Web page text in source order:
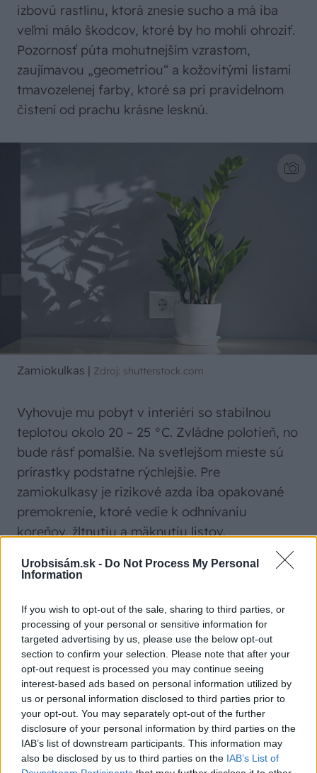
Urobsisám.sk - Do Not Process My Personal
Information
If you wish to opt-out of the sale, sharing to third parties, or
processing of your personal or sensitive information for
targeted advertising by us, please use the below opt-out
section to confirm your selection. Please note that after your
opt-out request is processed you may continue seeing
interest-based ads based on personal information utilized by
us or personal information disclosed to third parties prior to
your opt-out. You may separately opt-out of the further
disclosure of your personal information by third parties on the
IAB’s list of downstream participants. This information may
also be disclosed by us to third parties on the IAB’s List of
izbovú rastlinu, ktorá znesie sucho a má iba
veľmi málo škodcov, ktoré by ho mohli ohroziť.
Pozornosť púta mohutnejším vzrastom,
zaujímavou „geometriou“ a kožovitými listami
tmavozelenej farby, ktoré sa pri pravidelnom
čistení od prachu krásne lesknú.
Zamiokulkas | Zdroj: shutterstock.com
Vyhovuje mu pobyt v interiéri so stabilnou
teplotou okolo 20 – 25 °C. Zvládne polotieň, no
bude rásť pomalšie. Na svetlejšom mieste sú
prírastky podstatne rýchlejšie. Pre
zamiokulkasy je rizikové azda iba opakované
premokrenie, ktoré vedie k odhnívaniu
koreňov, žltnutiu a mäknutiu listov.
Zelenec chochlatý
„Pavúk“ kedysi nesmel chýbať v žiadnej triede
ani na chodbách úradov. Už tieto miesta, na
ktorých je pravidelne prievan a ruch, dávajú
tušiť, že znesie pomerne dosť.Zelenec
chochlatýje veľmi obľúbenou izbovou
rastlinou, na ktorej pestovanie sú môžu trúfnuť
aj začiatočníci.